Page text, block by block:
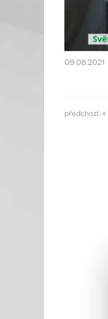
09.08.2021
předchozí: «